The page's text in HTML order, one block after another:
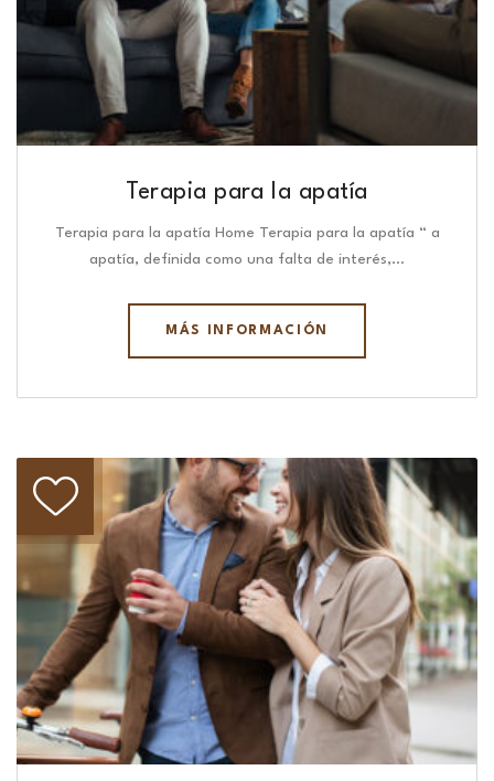
Terapia para la apatía
Terapia para la apatía Home Terapia para la apatía “ a
apatía, definida como una falta de interés,…
MÁS INFORMACIÓN